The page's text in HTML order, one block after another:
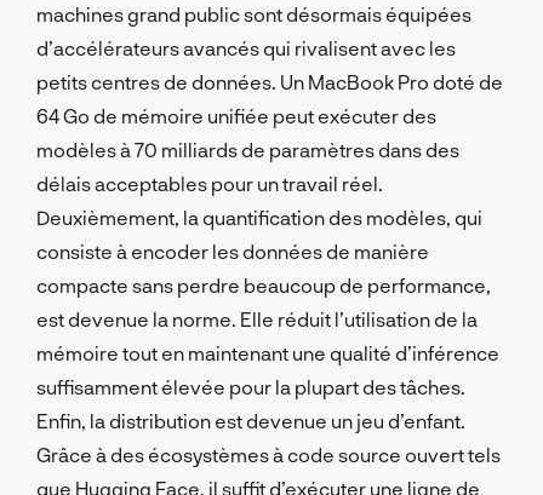
machines grand public sont désormais équipées
d’accélérateurs avancés qui rivalisent avec les
petits centres de données. Un MacBook Pro doté de
64 Go de mémoire unifiée peut exécuter des
modèles à 70 milliards de paramètres dans des
délais acceptables pour un travail réel.
Deuxièmement, la quantification des modèles, qui
consiste à encoder les données de manière
compacte sans perdre beaucoup de performance,
est devenue la norme. Elle réduit l’utilisation de la
mémoire tout en maintenant une qualité d’inférence
suffisamment élevée pour la plupart des tâches.
Enfin, la distribution est devenue un jeu d’enfant.
Grâce à des écosystèmes à code source ouvert tels
que Hugging Face, il suffit d’exécuter une ligne de